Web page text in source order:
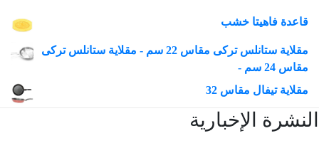
قاعدة فاهيتا خشب
مقلاية ستانلس تركى مقاس 22 سم - مقلاية ستانلس تركى
مقاس 24 سم -
مقلاية تيفال مقاس 32
الإخبارية